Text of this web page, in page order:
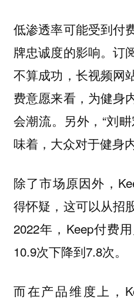
低渗透率可能受到付
牌忠诚度的影响。订
不算成功，长视频网
费意愿来看，为健身
会潮流。另外，“刘
味着，大众对于健身
除了市场原因外，
得怀疑，这可以从招
2022年，Keep付费
10.9次下降到7.8次。
而在产品维度上，